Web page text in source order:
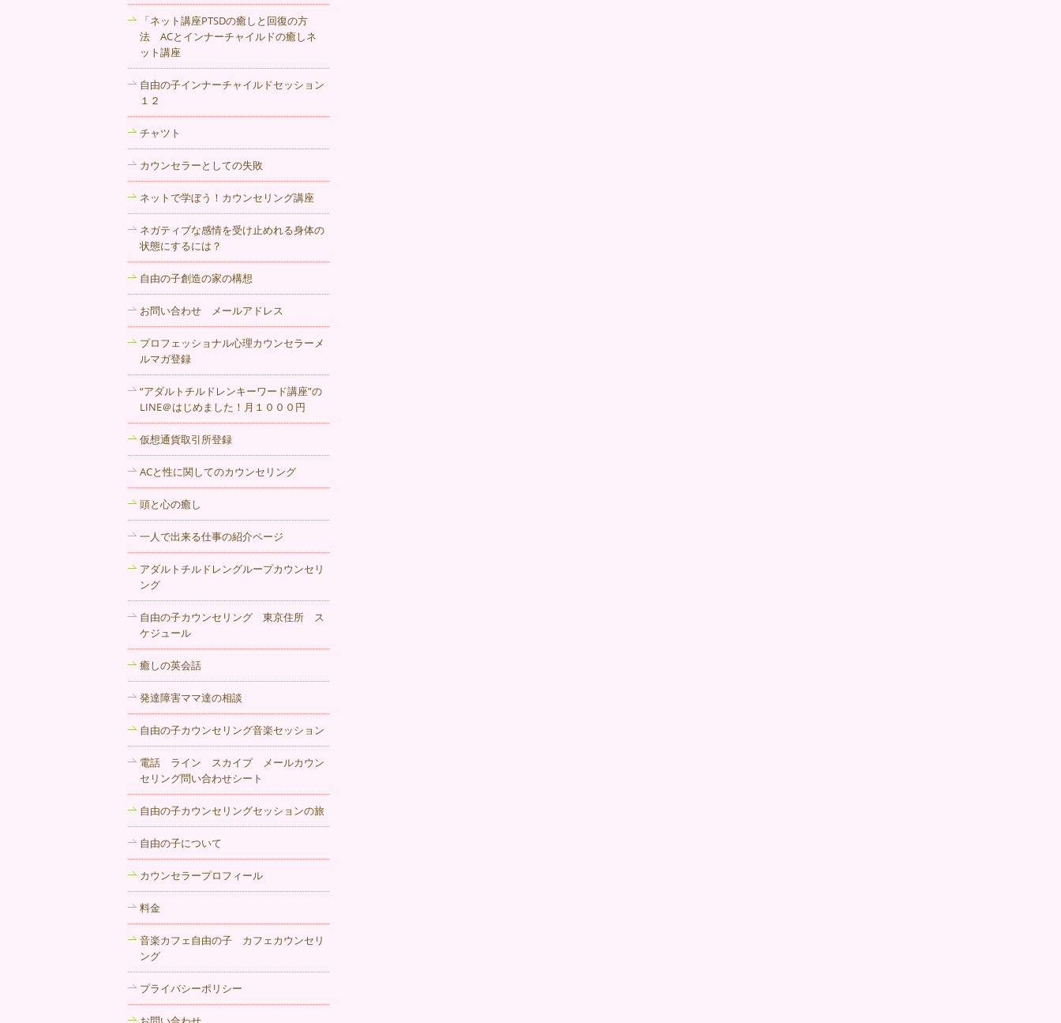
関係を上手く構築できないといった悩み
をお持ちの方も多いと思います。その苦
しみの元は何かに気付き、乗り越えてい
くためのサポートを秋田のカウンセリン
グ 音楽カフェ 自由の子 !では行っていま
す。
自分は価値がない、死にたい、消えた
い、居場所がないなどと思いつめていま
ころがあるので、早めに相談しましょ
う。
2017年9月27日
秋田の電話カウンセリングでは、カウン
セラーが親身になって話しを聞いてくれ
ますし、プライバシーをしっかり守って
2017年9月20日
ストレスや悩みを抱えているのはつらい
ことですが、秋田には心理相談のできる
カウンセリングルームがあります。まず
は悩みを話すこと、そして解決の方法を
人同士で悩みを分かち合うことで現在の
状況を受け入れていくことにつながりま
す。
2017年9月13日
秋田にあるカウンセリング 音楽カフェ
自由の子!のカウンセラーは自身もトラウ
で親身になってもらえます。
2017年9月6日
カウンセリングを受ける事で清々しい気
持ちになり、新しい自分に生まれ変わっ
たと感じる事ができます。秋田にある自
由の子がおすすめです。
2017年8月30日
秋田のカウンセリングルーム、カウンセ
リング 音楽カフェ 自由の子 !ではさまざ
まなプログラムを実施しております。
PTSDなどから回復する事が可能です。
2017年8月23日
心理相談を秋田で受ける場合、費用など
も大事ですがまずはカウンセリングの流
れを知る事が大切です。
2017年8月9日
秋田でカウンセリングをお探しなら。グ
ループミーティングやインナーチャイル
「ネット講座PTSDの癒しと回復の方
法 ACとインナーチャイルドの癒しネ
ット講座
自由の子インナーチャイルドセッション
１２
チャツト
カウンセラーとしての失敗
ネットで学ぼう！カウンセリング講座
ネガティブな感情を受け止めれる身体の
状態にするには？
自由の子創造の家の構想
お問い合わせ メールアドレス
プロフェッショナル心理カウンセラーメ
ルマガ登録
“アダルトチルドレンキーワード講座”の
LINE＠はじめました！月１０００円
仮想通貨取引所登録
ACと性に関してのカウンセリング
頭と心の癒し
一人で出来る仕事の紹介ページ
アダルトチルドレングループカウンセリ
ング
自由の子カウンセリング 東京住所 ス
ケジュール
癒しの英会話
発達障害ママ達の相談
自由の子カウンセリング音楽セッション
電話 ライン スカイプ メールカウン
セリング問い合わせシート
自由の子カウンセリングセッションの旅
自由の子について
カウンセラープロフィール
料金
音楽カフェ自由の子 カフェカウンセリ
ング
プライバシーポリシー